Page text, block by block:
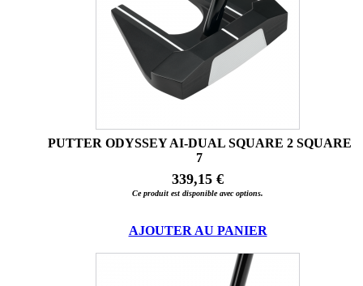
PUTTER ODYSSEY AI-DUAL SQUARE 2 SQUARE
7
339,15 €
Ce produit est disponible avec options.
AJOUTER AU PANIER